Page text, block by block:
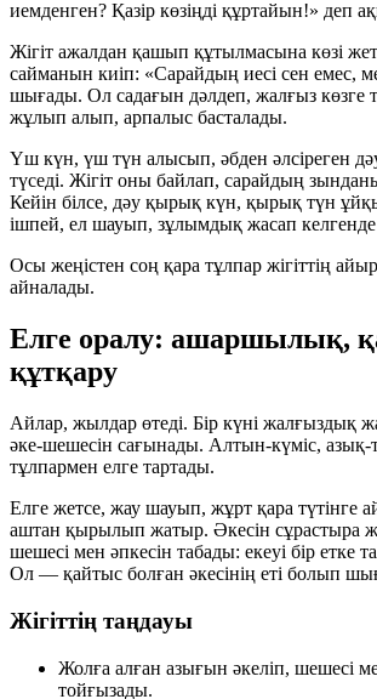
иемденген? Қазір көзіңді құртайын!» деп
Жігіт ажалдан қашып құтылмасына көзі
сайманын киіп: «Сарайдың иесі сен емес,
шығады. Ол садағын дәлдеп, жалғыз көзге
жұлып алып, арпалыс басталады.
Үш күн, үш түн алысып, әбден әлсіреген
түседі. Жігіт оны байлап, сарайдың
Кейін білсе, дәу қырық күн, қырық түн
ішпей, ел шауып, зұлымдық жасап келгенде
Осы жеңістен соң қара тұлпар жігіттің
айналады.
Елге оралу: ашаршылық,
құтқару
Айлар, жылдар өтеді. Бір күні жалғыздық
әке-шешесін сағынады. Алтын-күміс, азық-
тұлпармен елге тартады.
Елге жетсе, жау шауып, жұрт қара түтінге
аштан қырылып жатыр. Әкесін сұрастыра
шешесі мен әпкесін табады: екеуі бір етке
Ол — қайтыс болған әкесінің еті болып
Жігіттің таңдауы
Жолға алған азығын әкеліп, шешесі
тойғызады.